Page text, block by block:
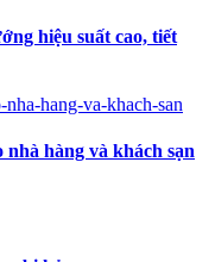
hiệu suất cao, tiết
hàng và khách sạn